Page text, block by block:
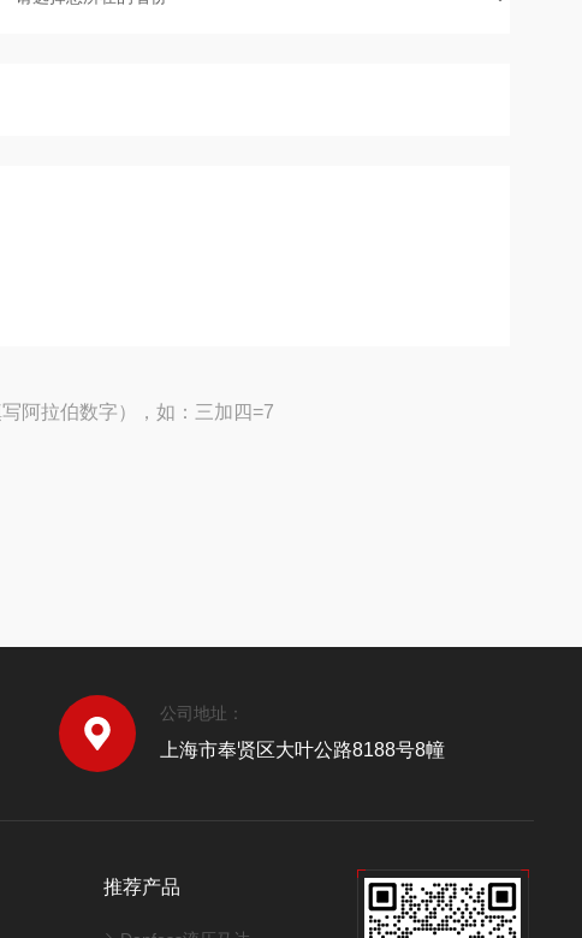
阿拉伯数字），如：三加四=7
公司地址：
上海市奉贤区大叶公路8188号8幢
推荐产品